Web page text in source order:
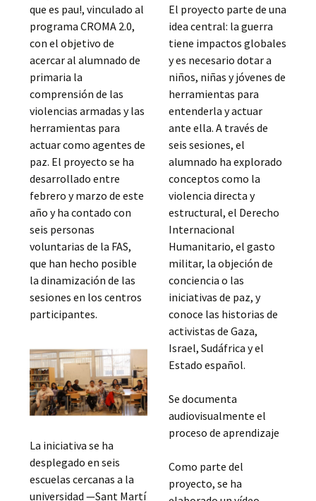
que es pau!, vinculado al
programa CROMA 2.0,
con el objetivo de
acercar al alumnado de
primaria la
comprensión de las
violencias armadas y las
herramientas para
actuar como agentes de
paz. El proyecto se ha
desarrollado entre
febrero y marzo de este
año y ha contado con
seis personas
voluntarias de la FAS,
que han hecho posible
la dinamización de las
sesiones en los centros
participantes.
La iniciativa se ha
desplegado en seis
escuelas cercanas a la
universidad —Sant Martí
El proyecto parte de una
idea central: la guerra
tiene impactos globales
y es necesario dotar a
niños, niñas y jóvenes de
herramientas para
entenderla y actuar
ante ella. A través de
seis sesiones, el
alumnado ha explorado
conceptos como la
violencia directa y
estructural, el Derecho
Internacional
Humanitario, el gasto
militar, la objeción de
conciencia o las
iniciativas de paz, y
conoce las historias de
activistas de Gaza,
Israel, Sudáfrica y el
Estado español.
Se documenta
audiovisualmente el
proceso de aprendizaje
Como parte del
proyecto, se ha